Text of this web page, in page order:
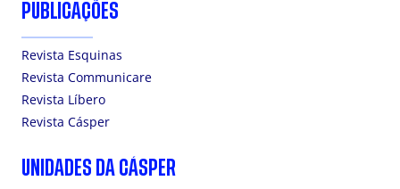
PUBLICAÇÕES
Revista Esquinas
Revista Communicare
Revista Líbero
Revista Cásper
UNIDADES DA CÁSPER